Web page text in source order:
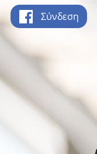
Σύνδεση